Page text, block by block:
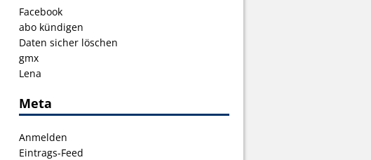
Facebook
abo kündigen
Daten sicher löschen
gmx
Lena
Meta
Anmelden
Eintrags-Feed